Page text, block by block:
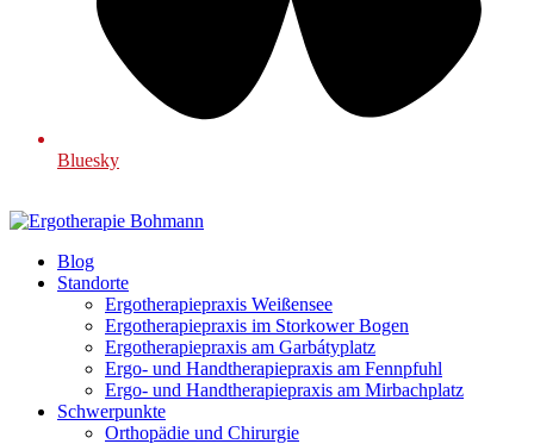
Bluesky
Blog
Standorte
Ergotherapiepraxis Weißensee
Ergotherapiepraxis im Storkower Bogen
Ergotherapiepraxis am Garbátyplatz
Ergo- und Handtherapiepraxis am Fennpfuhl
Ergo- und Handtherapiepraxis am Mirbachplatz
Schwerpunkte
Orthopädie und Chirurgie